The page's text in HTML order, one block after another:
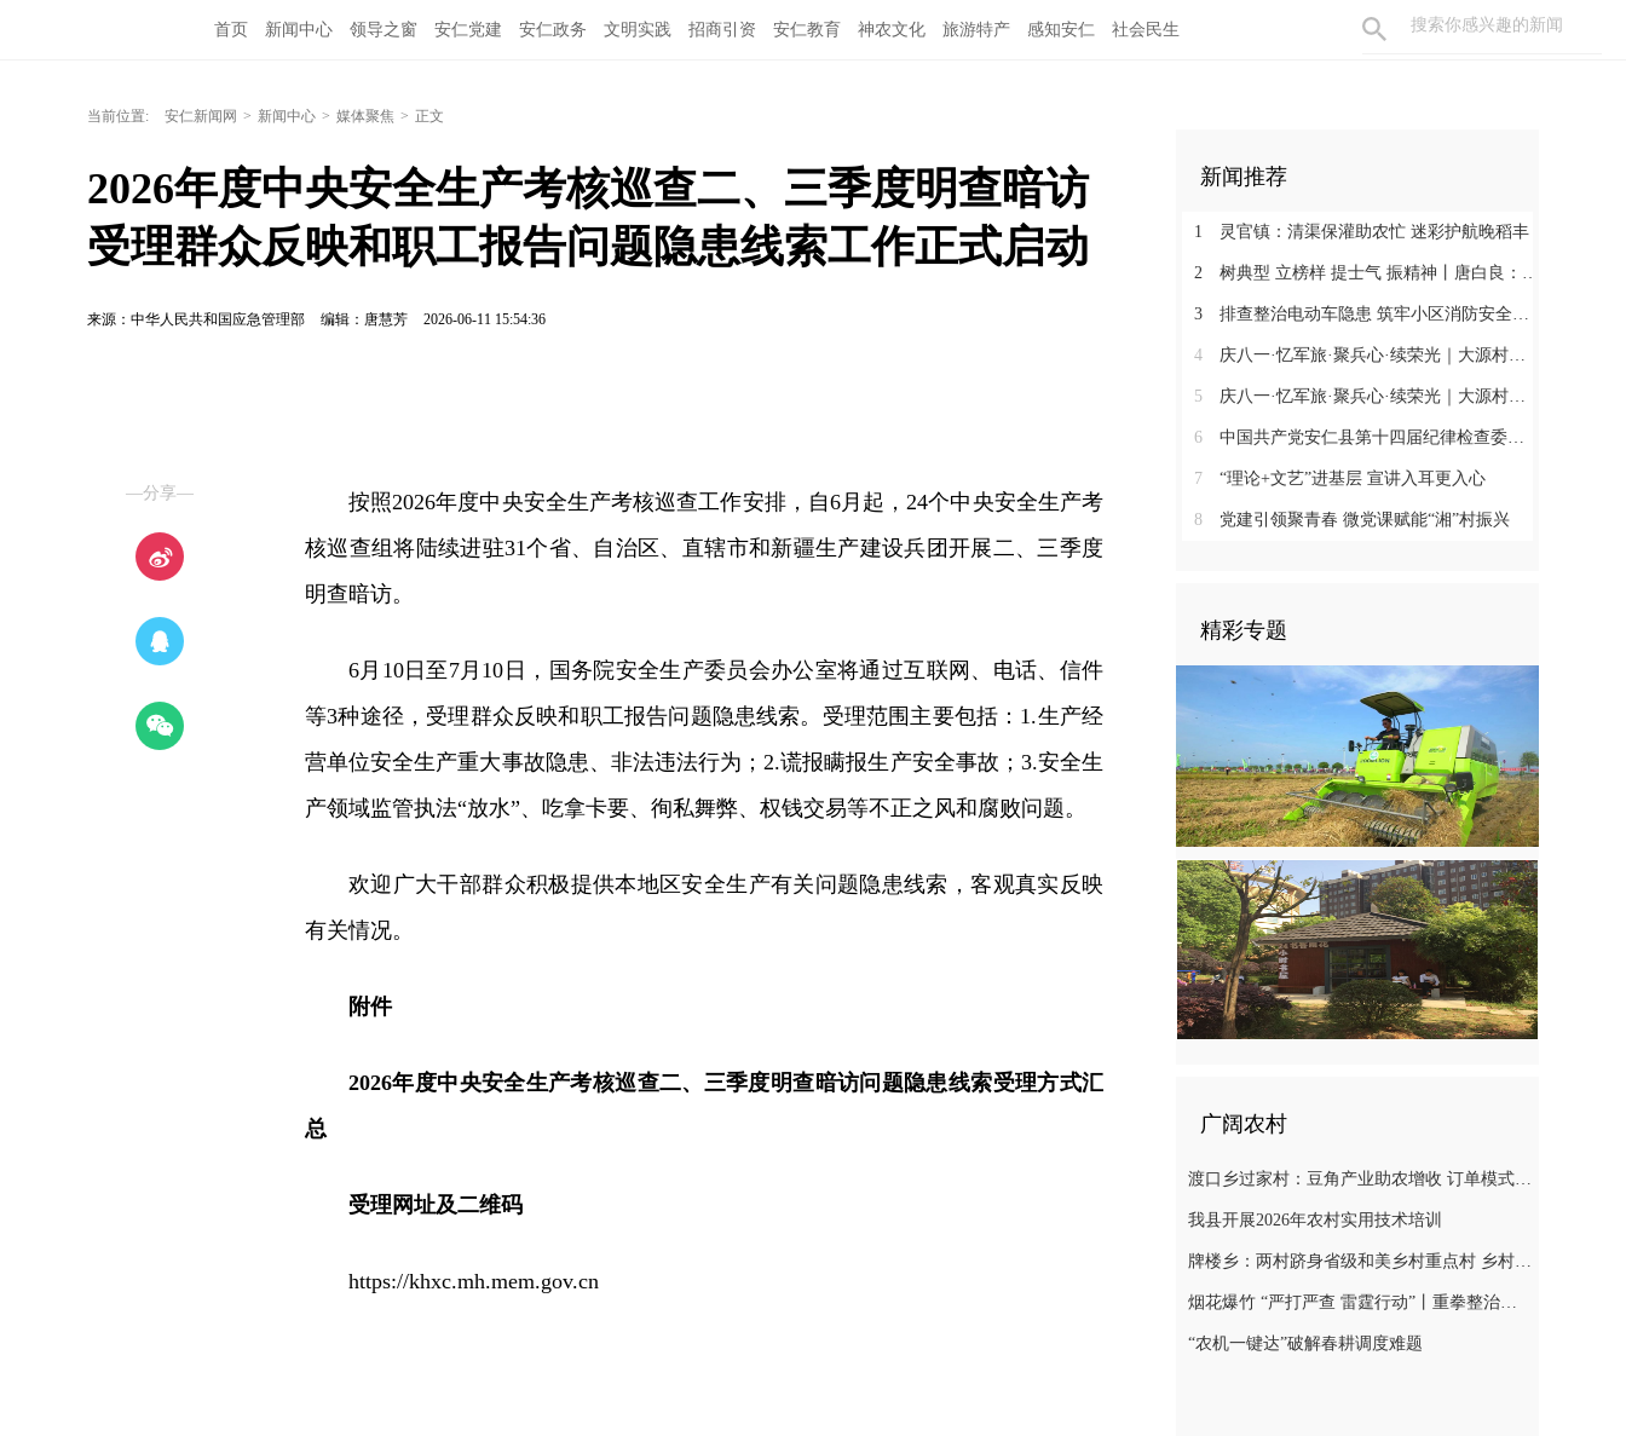
首页 新闻中心 领导之窗 安仁党建 安仁政务 文明实践 招商引资 安仁教育 神农文化 旅游特产 感知安仁 社会民生
当前位置: 安仁新闻网 > 新闻中心 > 媒体聚焦 > 正文
2026年度中央安全生产考核巡查二、三季度明查暗访
受理群众反映和职工报告问题隐患线索工作正式启动
来源：中华人民共和国应急管理部 编辑：唐慧芳 2026-06-11 15:54:36
—分享—
按照2026年度中央安全生产考核巡查工作安排，自6月起，24个中央安全生产考
核巡查组将陆续进驻31个省、自治区、直辖市和新疆生产建设兵团开展二、三季度
明查暗访。
6月10日至7月10日，国务院安全生产委员会办公室将通过互联网、电话、信件
等3种途径，受理群众反映和职工报告问题隐患线索。受理范围主要包括：1.生产经
营单位安全生产重大事故隐患、非法违法行为；2.谎报瞒报生产安全事故；3.安全生
产领域监管执法“放水”、吃拿卡要、徇私舞弊、权钱交易等不正之风和腐败问题。
欢迎广大干部群众积极提供本地区安全生产有关问题隐患线索，客观真实反映
有关情况。
附件
2026年度中央安全生产考核巡查二、三季度明查暗访问题隐患线索受理方式汇
总
受理网址及二维码
https://khxc.mh.mem.gov.cn
新闻推荐
1 灵官镇：清渠保灌助农忙 迷彩护航晚稻丰
2 树典型 立榜样 提士气 振精神丨唐白良：三十载丹心映党徽 一腔热血暖万家
3 排查整治电动车隐患 筑牢小区消防安全防线
4 庆八一·忆军旅·聚兵心·续荣光｜大源村退役军人共话初心
5 庆八一·忆军旅·聚兵心·续荣光｜大源村退役军人共话初心
6 中国共产党安仁县第十四届纪律检查委员会召开第一次全体会议
7 “理论+文艺”进基层 宣讲入耳更入心
8 党建引领聚青春 微党课赋能“湘”村振兴
精彩专题
广阔农村
渡口乡过家村：豆角产业助农增收 订单模式铺就致富路
我县开展2026年农村实用技术培训
牌楼乡：两村跻身省级和美乡村重点村 乡村振兴迎来“加速跑”
烟花爆竹 “严打严查 雷霆行动”丨重拳整治非法储存烟花爆竹 筑牢辖区安全防线
“农机一键达”破解春耕调度难题